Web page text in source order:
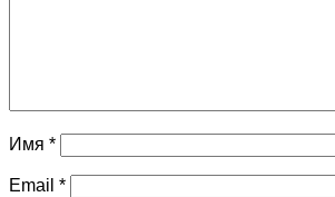
Имя *
Email *